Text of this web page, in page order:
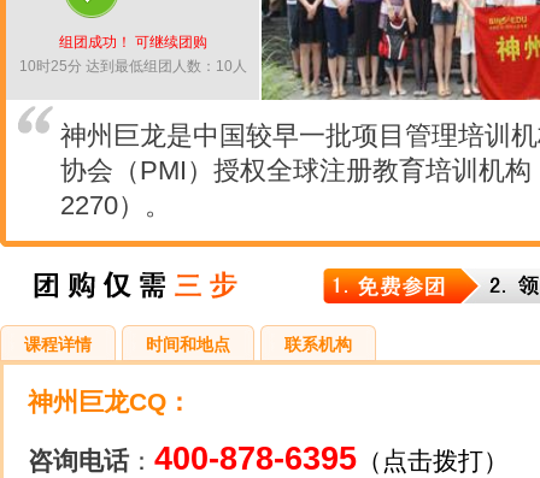
组团成功！ 可继续团购
10时25分 达到最低组团人数：10人
神州巨龙是中国较早一批项目管理培训
协会（PMI）授权全球注册教育培训机
2270）。
课程详情 时间和地点 联系机构
神州巨龙CQ ：
咨询电话： 400-878-6395 （点击拨打）